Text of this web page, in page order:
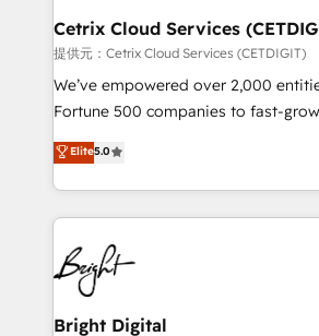
Award 🏆2020 Elite Solutions Partner
Integrations HubSpot Impact Award
Marketing Enablement HubSpot
2018 Website Design HubSpot
Growth-Driven Design Agency of the
Sales Enablement HubSpot Impact
HubSpot COS Performance Award
COS Design Award 🏆2013 HubSpot
Cetrix Cloud Services
提供元：Cetrix Cloud Services (CETDIGIT)
We’ve empowered over 2,000
Fortune 500 companies to fast-
and nonprofits — to streamline
revenue, and unlock the full potential
With deep technical and industry
automation, integration, and AI
lasting impact. We specialize in: • Turnkey and end-
to-end HubSpot implementations •
Sales, Service, Marketing & Content
and chat agents, predictive
Elite5.0
Bright Digital